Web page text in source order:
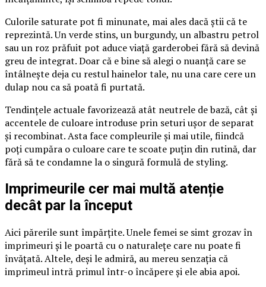
Culorile saturate pot fi minunate, mai ales dacă știi că te
reprezintă. Un verde stins, un burgundy, un albastru petrol
sau un roz prăfuit pot aduce viață garderobei fără să devină
greu de integrat. Doar că e bine să alegi o nuanță care se
întâlnește deja cu restul hainelor tale, nu una care cere un
dulap nou ca să poată fi purtată.
Tendințele actuale favorizează atât neutrele de bază, cât și
accentele de culoare introduse prin seturi ușor de separat
și recombinat. Asta face compleurile și mai utile, fiindcă
poți cumpăra o culoare care te scoate puțin din rutină, dar
fără să te condamne la o singură formulă de styling.
Imprimeurile cer mai multă atenție
decât par la început
Aici părerile sunt împărțite. Unele femei se simt grozav în
imprimeuri și le poartă cu o naturalețe care nu poate fi
învățată. Altele, deși le admiră, au mereu senzația că
imprimeul intră primul într-o încăpere și ele abia apoi.